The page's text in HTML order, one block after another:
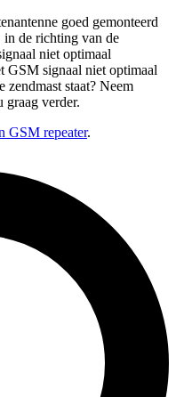
goed gemonteerd
de richting van de
niet optimaal
GSM signaal niet optimaal
zendmast staat? Neem
graag verder.
GSM repeater.